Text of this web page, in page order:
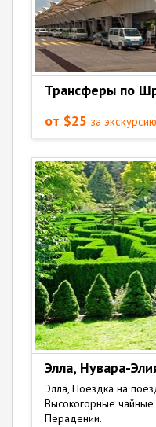
Трансферы по
от $25 за экскурсию
Элла, Нувара-
Элла, Поездка на
Высокогорные чайные
Перадении.